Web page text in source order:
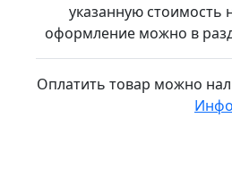
указанную стоимость
оформление можно в
Оплатить товар можно